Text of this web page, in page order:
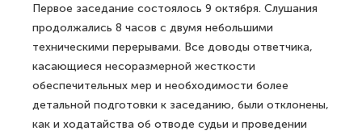
Первое заседание состоялось 9 октября. Слушания
продолжались 8 часов с двумя небольшими
техническими перерывами. Все доводы ответчика,
касающиеся несоразмерной жесткости
обеспечительных мер и необходимости более
детальной подготовки к заседанию, были отклонены,
как и ходатайства об отводе судьи и проведении